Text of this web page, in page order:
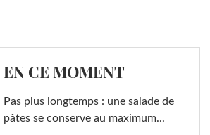
EN CE MOMENT
Pas plus longtemps : une salade de
pâtes se conserve au maximum...